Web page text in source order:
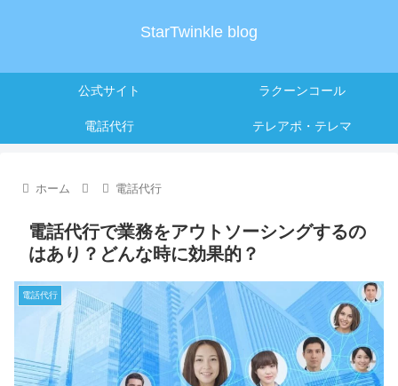
StarTwinkle blog
公式サイト ラクーンコール
電話代行 テレアポ・テレマ
ホーム 電話代行
電話代行で業務をアウトソーシングするの
はあり？どんな時に効果的？
電話代行